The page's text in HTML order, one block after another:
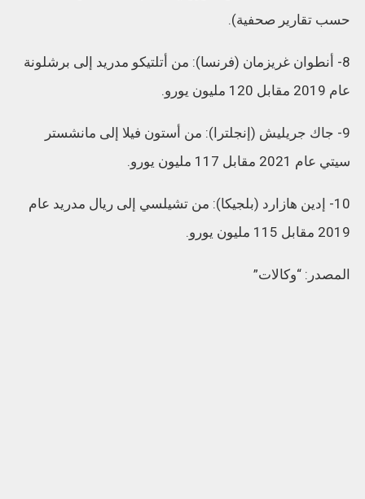
حسب تقارير صحفية).
8- أنطوان غريزمان (فرنسا): من أتلتيكو مدريد إلى برشلونة
عام 2019 مقابل 120 مليون يورو.
9- جاك جريليش (إنجلترا): من أستون فيلا إلى مانشستر
سيتي عام 2021 مقابل 117 مليون يورو.
10- إدين هازارد (بلجيكا): من تشيلسي إلى ريال مدريد عام
2019 مقابل 115 مليون يورو.
المصدر: “وكالات”